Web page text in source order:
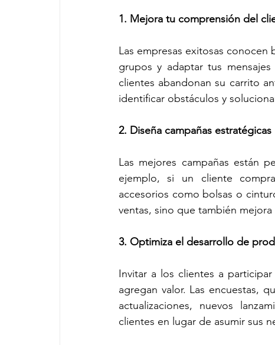
1. Mejora tu comprensión del
Las empresas exitosas conocen
grupos y adaptar tus
clientes abandonan su carrito
identificar obstáculos y
2. Diseña campañas estratégicas
Las mejores campañas están
ejemplo, si un cliente
accesorios como bolsas o
ventas, sino que también
3. Optimiza el desarrollo de
Invitar a los clientes a
agregan valor. Las encuestas,
actualizaciones, nuevos
clientes en lugar de asumir sus